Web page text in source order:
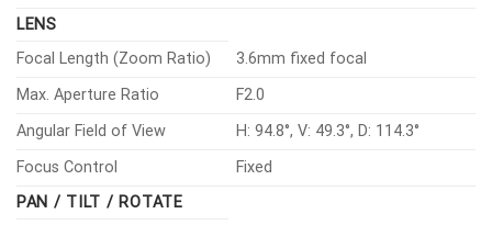
LENS
Focal Length (Zoom Ratio)
3.6mm fixed focal
Max. Aperture Ratio
F2.0
Angular Field of View
H: 94.8°, V: 49.3°, D: 114.3°
Focus Control
Fixed
PAN / TILT / ROTATE